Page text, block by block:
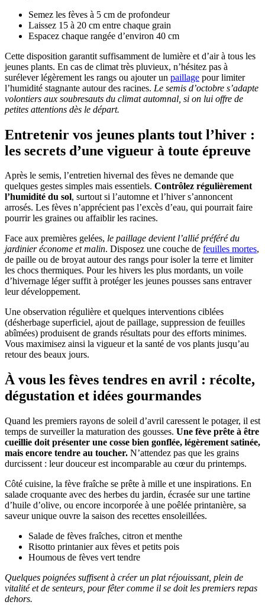
Semez les fèves à 5 cm de profondeur
Laissez 15 à 20 cm entre chaque grain
Espacez chaque rangée d’environ 40 cm
Cette disposition garantit suffisamment de lumière et d’air à tous les
jeunes plants. En cas de climat très pluvieux, n’hésitez pas à
surélever légèrement les rangs ou ajouter un paillage pour limiter
l’humidité stagnante autour des racines. Le semis d’octobre s’adapte
volontiers aux soubresauts du climat automnal, si on lui offre de
petites attentions dès le départ.
Entretenir vos jeunes plants tout l’hiver :
les secrets d’une vigueur à toute épreuve
Après le semis, l’entretien hivernal des fèves ne demande que
quelques gestes simples mais essentiels. Contrôlez régulièrement
l’humidité du sol, surtout si l’automne et l’hiver s’annoncent
arrosés. Les fèves n’apprécient pas l’excès d’eau, qui pourrait faire
pourrir les graines ou affaiblir les racines.
Face aux premières gelées, le paillage devient l’allié préféré du
jardinier économe et malin. Disposez une couche de feuilles mortes,
de paille ou de broyat autour des rangs pour isoler la terre et limiter
les chocs thermiques. Pour les hivers les plus mordants, un voile
d’hivernage léger suffit à protéger les jeunes pousses sans entraver
leur développement.
Une observation régulière et quelques interventions ciblées
(désherbage superficiel, ajout de paillage, suppression de feuilles
abîmées) produisent de grands résultats pour des efforts minimes.
Vous maximisez ainsi la vigueur et la santé de vos plants jusqu’au
retour des beaux jours.
À vous les fèves tendres en avril : récolte,
dégustation et idées gourmandes
Quand les premiers rayons de soleil d’avril caressent le potager, il est
temps de surveiller la maturation des gousses. Une fève prête à être
cueillie doit présenter une cosse bien gonflée, légèrement satinée,
mais encore tendre au toucher. N’attendez pas que les grains
durcissent : leur douceur est incomparable au cœur du printemps.
Côté cuisine, la fève fraîche se prête à mille et une inspirations. En
salade croquante avec des herbes du jardin, écrasée sur une tartine
d’huile d’olive, ou encore incorporée à une poêlée printanière, sa
saveur unique ouvre la saison des recettes ensoleillées.
Salade de fèves fraîches, citron et menthe
Risotto printanier aux fèves et petits pois
Houmous de fèves vert tendre
Quelques poignées suffisent à créer un plat réjouissant, plein de
vitalité et de senteurs, pour fêter comme il se doit les premiers repas
dehors.